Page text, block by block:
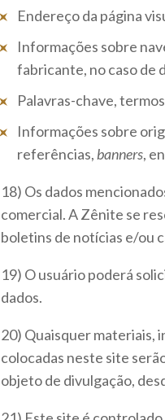
Endereço da página
Informações sobre
fabricante, no caso de
Palavras-chave,
Informações sobre
referências, banners,
18) Os dados
comercial. A Zênite se
boletins de notícias e/ou
19) O usuário poderá
dados.
20) Quaisquer materiais,
colocadas neste site
objeto de divulgação,